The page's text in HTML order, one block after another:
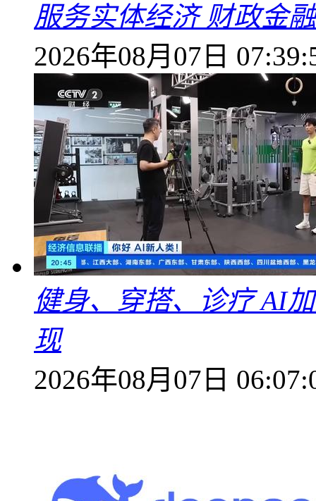
服务实体经济 财政金
2026年08月07日
健身、穿搭、诊疗 AI
现
2026年08月07日